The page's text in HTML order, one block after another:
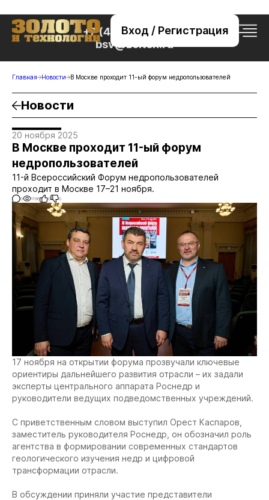
Вход / Регистрация
+7 (495) 221-76-32
bsv@zolteh.ru
Главная Новости В Москве проходит 11-ый форум недропользователей
Новости
20 ноября 2025
В Москве проходит 11-ый форум
недропользователей
11-й Всероссийский Форум недропользователей
проходит в Москве 17–21 ноября.
0 1196 0 0
17 ноября на открытии форума прозвучали ключевые
ориентиры дальнейшего развития отрасли – их задали
эксперты центрального аппарата Роснедр и
руководители ведущих подведомственных учреждений.
С приветственным словом выступил Орест Каспаров,
заместитель руководителя Роснедр, он обозначил роль
агентства в формировании современных стандартов
геологического изучения недр и цифровой
трансформации отрасли.
В обсуждении приняли участие представители